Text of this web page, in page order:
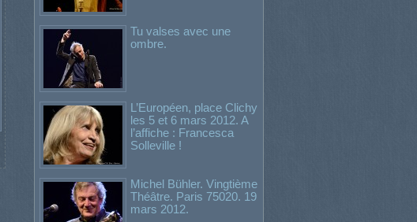
Tu valses avec une
ombre.
L’Européen, place Clichy
les 5 et 6 mars 2012. A
l’affiche : Francesca
Solleville !
Michel Bühler. Vingtième
Théâtre. Paris 75020. 19
mars 2012.